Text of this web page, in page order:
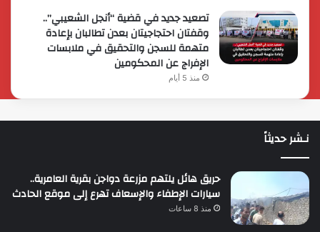
تصعيد جديد في قضية “أنجل الشعيبي”..
وقفتان احتجاجيتان بعدن تطالبان بإعادة
متهمة للسجن والتحقيق في ملابسات
الإفراج عن المحكومين
منذ 5 أيام
نـشر حديثاً
حريق هائل يلتهم مزرعة دواجن بقرية العامرية..
سيارات الإطفاء والإسعاف تهرع إلى موقع الحادث
منذ 8 ساعات